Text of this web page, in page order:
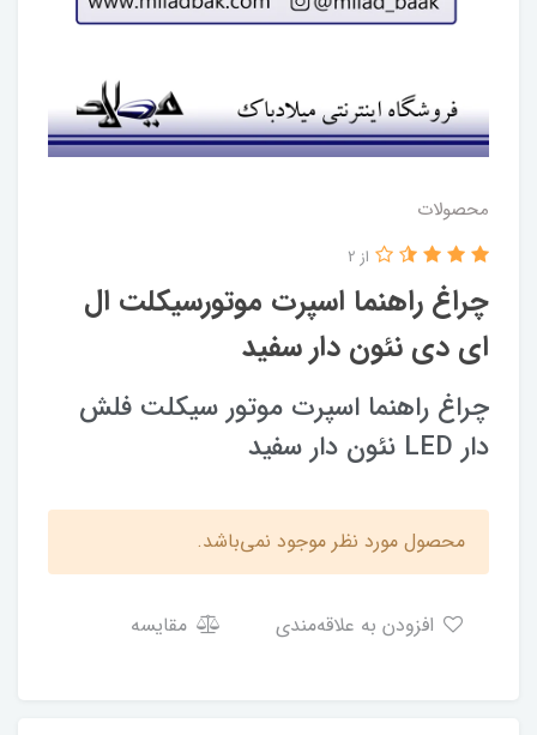
محصولات
چراغ راهنما اسپرت موتورسیکلت ال
ای دی نئون دار سفید
از 2
چراغ راهنما اسپرت موتور سیکلت فلش
دار LED نئون دار سفید
محصول مورد نظر موجود نمی‌باشد.
مقایسه